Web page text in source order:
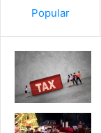
Popular